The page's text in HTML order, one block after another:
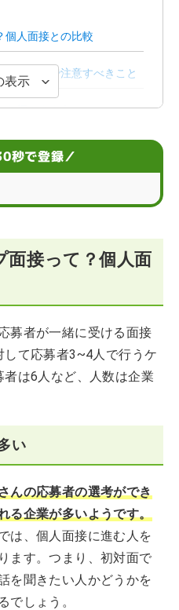
個人面接との比較
プ面接で注意すべきこと
を押さえよう
！よくある失敗例
らプロの力を借りるのも手
表示
秒で登録／
面接って？個人面
募者が一緒に受ける面接
て応募者3~4人で行うケ
は6人など、人数は企業
い
んの応募者の選考ができ
る企業が多いようです。
は、個人面接に進む人を
ます。つまり、初対面で
を聞きたい人かどうかを
でしょう。